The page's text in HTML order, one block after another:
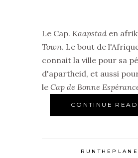
Le Cap. Kaapstad en
Town. Le bout de
connait la ville pour sa
d'apartheid, et aussi
le Cap de Bonne
CONTINUE